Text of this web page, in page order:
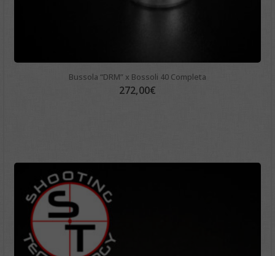
Bussola “DRM” x Bossoli 40 Completa
272,00€